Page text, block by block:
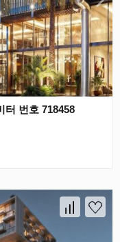
터 번호 718458